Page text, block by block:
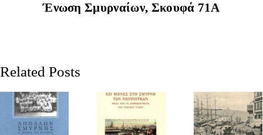
Ένωση Σμυρναίων, Σκουφά 71Α
Related Posts